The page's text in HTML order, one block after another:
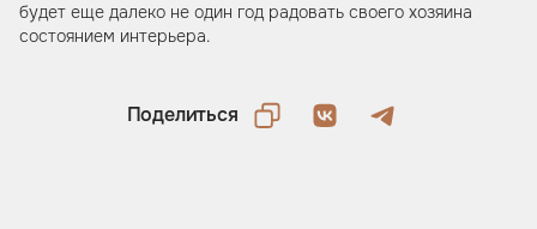
будет еще далеко не один год радовать своего хозяина
состоянием интерьера.
Поделиться